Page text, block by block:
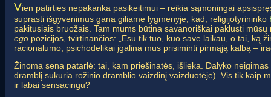
Vien patirties nepakanka pasikeitimui – reikia sąmoningai
suprasti išgyvenimus gana giliame lygmenyje, kad, religijotyrininko
pakitusiais bruožais. Tam mums būtina savanoriškai paklusti
ego pozicijos, tvirtinančios: „Esu tik tuo, kuo save laikau, o tai, ką
racionalumo, psichodelikai įgalina mus prisiminti pirmąją kalbą –
Žinoma sena patarlė: tai, kam priešinatės, išlieka. Dalyko
dramblį sukuria rožinio dramblio vaizdinį vaizduotėje). Vis tik kaip
ir labai sensacingu?